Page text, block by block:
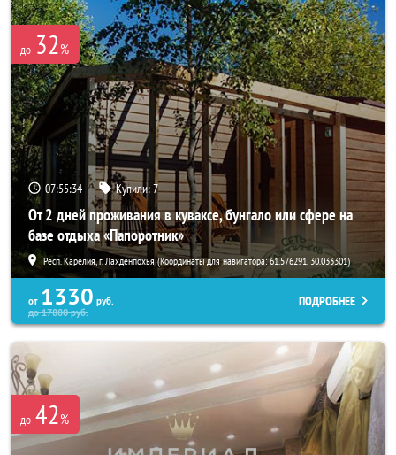
до 32%
07:55:32 Купили:7
От 2 дней проживания в куваксе, бунгало или сфере на
базе отдыха «Папоротник»
Респ. Карелия, г. Лахденпохья (Координаты для навигатора: 61.576291, 30.033301)
от 1330 руб.
до17880руб.
ПОДРОБНЕЕ
до 42%